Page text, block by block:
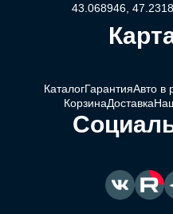
43.068946,
КаталогГарантияАвто в
КорзинаДоставка